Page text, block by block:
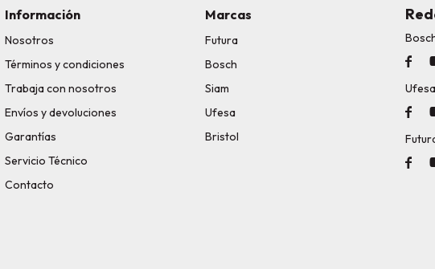
Marcas
Futura
Bosch
Siam
Ufesa
Bristol
Información
Nosotros
Términos y condiciones
Trabaja con nosotros
Envíos y devoluciones
Garantías
Servicio Técnico
Contacto

Ufesa

